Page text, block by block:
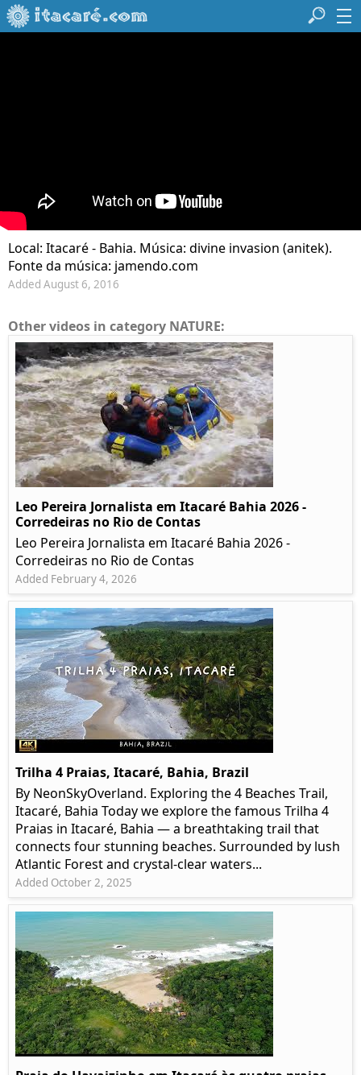
Local: Itacaré - Bahia. Música: divine invasion (anitek).
Fonte da música: jamendo.com
Added August 6, 2016
Other videos in category NATURE:
Leo Pereira Jornalista em Itacaré Bahia 2026 -
Corredeiras no Rio de Contas
Leo Pereira Jornalista em Itacaré Bahia 2026 -
Corredeiras no Rio de Contas
Added February 4, 2026
Trilha 4 Praias, Itacaré, Bahia, Brazil
By NeonSkyOverland. Exploring the 4 Beaches Trail,
Itacaré, Bahia Today we explore the famous Trilha 4
Praias in Itacaré, Bahia — a breathtaking trail that
connects four stunning beaches. Surrounded by lush
Atlantic Forest and crystal-clear waters...
Added October 2, 2025